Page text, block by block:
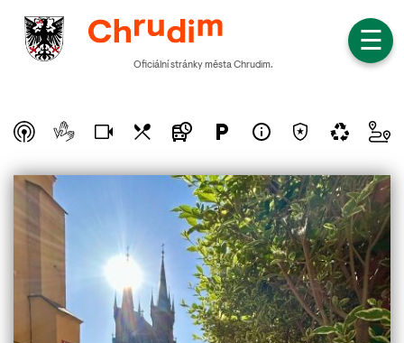
☰
Oficiální stránky města Chrudim.